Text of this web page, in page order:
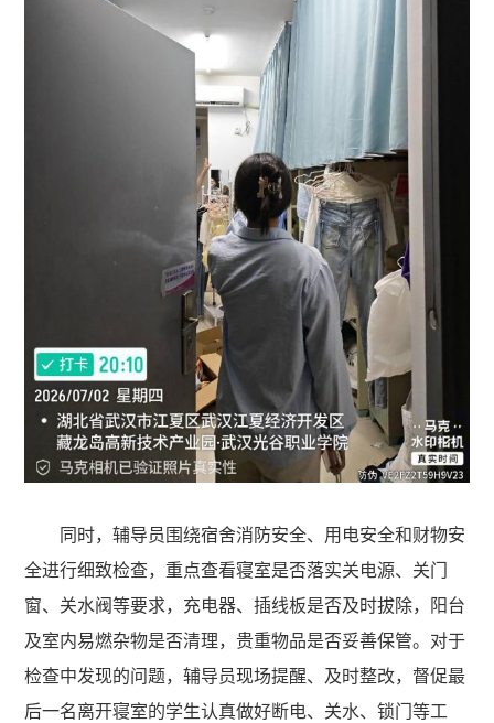
同时，辅导员围绕宿舍消防安全、用电安全和财物安
全进行细致检查，重点查看寝室是否落实关电源、关门
窗、关水阀等要求，充电器、插线板是否及时拔除，阳台
及室内易燃杂物是否清理，贵重物品是否妥善保管。对于
检查中发现的问题，辅导员现场提醒、及时整改，督促最
后一名离开寝室的学生认真做好断电、关水、锁门等工